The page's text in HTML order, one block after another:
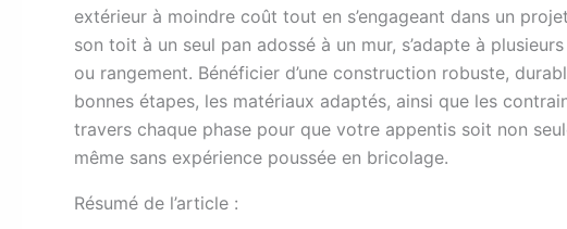
extérieur à moindre coût tout en s’engageant dans un
son toit à un seul pan adossé à un mur, s’adapte à
ou rangement. Bénéficier d’une construction robuste,
bonnes étapes, les matériaux adaptés, ainsi que les
travers chaque phase pour que votre appentis soit non
même sans expérience poussée en bricolage.
Résumé de l’article :